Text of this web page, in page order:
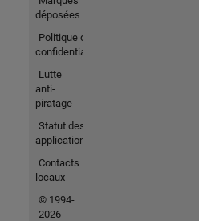
déposées
Politique de
confidentialité
Lutte
anti-
piratage
Statut des
applications
Contacts
locaux
© 1994-
2026